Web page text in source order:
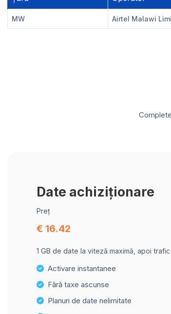
MW Airtel Malawi
Date achiziționare
Preț
€ 16.42
1 GB de date la viteză maximă, apoi
Activare instantanee
Fără taxe ascunse
Planuri de date nelimitate